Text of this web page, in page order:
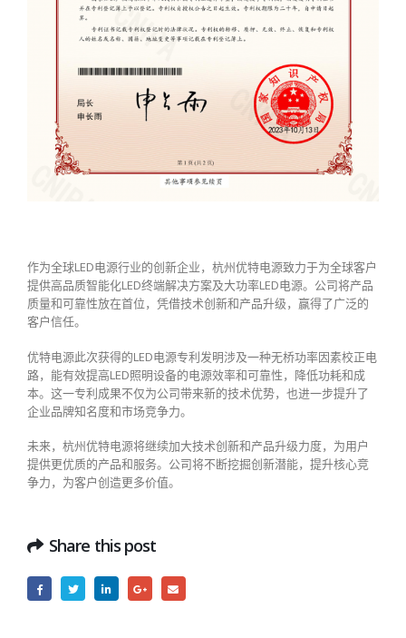
作为全球LED电源行业的创新企业，杭州优特电源致力于为全球客户
提供高品质智能化LED终端解决方案及大功率LED电源。公司将产品
质量和可靠性放在首位，凭借技术创新和产品升级，赢得了广泛的
客户信任。
优特电源此次获得的LED电源专利发明涉及一种无桥功率因素校正电
路，能有效提高LED照明设备的电源效率和可靠性，降低功耗和成
本。这一专利成果不仅为公司带来新的技术优势，也进一步提升了
企业品牌知名度和市场竞争力。
未来，杭州优特电源将继续加大技术创新和产品升级力度，为用户
提供更优质的产品和服务。公司将不断挖掘创新潜能，提升核心竞
争力，为客户创造更多价值。
Share this post